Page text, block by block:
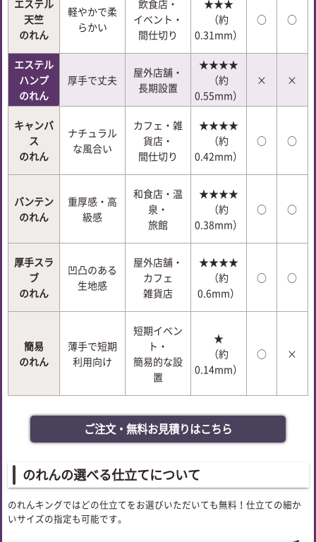
エステル
天竺
のれん
軽やかで柔
らかい
飲食店・
イベント・
間仕切り
★★★
（約
0.31mm）
○ ○
エステル
ハンプ
のれん
厚手で丈夫
屋外店舗・
長期設置
★★★★
（約
0.55mm）
× ×
キャンバ
ス
のれん
ナチュラル
な風合い
カフェ・雑
貨店・
間仕切り
★★★★
（約
0.42mm）
○ ○
バンテン
のれん
重厚感・高
級感
和食店・温
泉・
旅館
★★★★
（約
0.38mm）
○ ○
厚手スラ
ブ
のれん
凹凸のある
生地感
屋外店舗・
カフェ
雑貨店
★★★★
（約
0.6mm）
○ ○
簡易
のれん
薄手で短期
利用向け
短期イベン
ト・
簡易的な設
置
★
（約
0.14mm）
○ ×
ご注文・無料お見積りはこちら
のれんの選べる仕立てについて
のれんキングではどの仕立てをお選びいただいても無料！仕立ての細か
いサイズの指定も可能です。